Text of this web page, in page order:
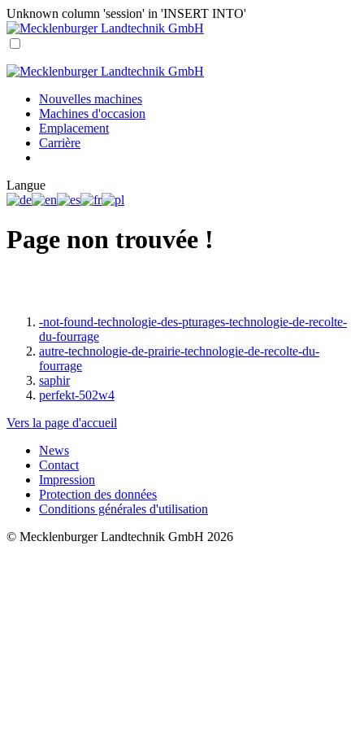
Unknown column 'session' in 'INSERT INTO'
Nouvelles machines
Machines d'occasion
Emplacement
Carrière
Langue
Page non trouvée !
-not-found-technologie-des-pturages-technologie-de-recolte-
du-fourrage
autre-technologie-de-prairie-technologie-de-recolte-du-
fourrage
saphir
perfekt-502w4
Vers la page d'accueil
News
Contact
Impression
Protection des données
Conditions générales d'utilisation
© Mecklenburger Landtechnik GmbH 2026